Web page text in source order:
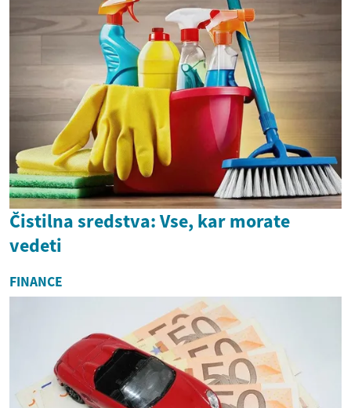
Čistilna sredstva: Vse, kar morate
vedeti
FINANCE